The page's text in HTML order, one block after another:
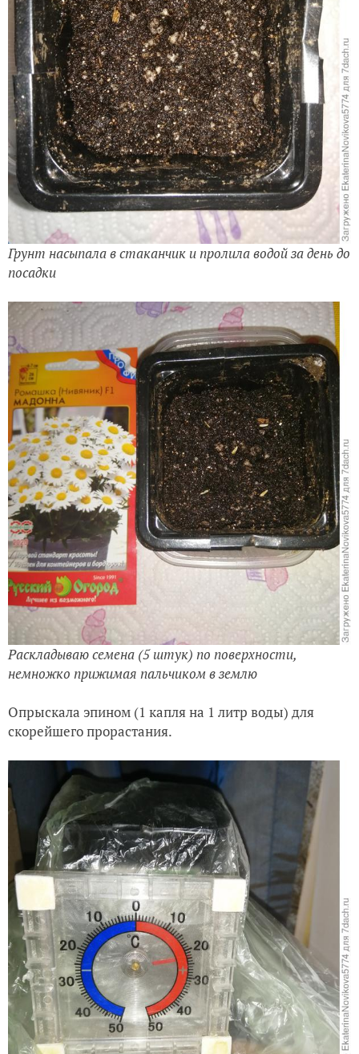
Грунт насыпала в стаканчик и пролила водой за день до
посадки
Раскладываю семена (5 штук) по поверхности,
немножко прижимая пальчиком в землю
Опрыскала эпином (1 капля на 1 литр воды) для
скорейшего прорастания.